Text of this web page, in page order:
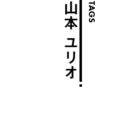
TAGS
山本 ユリオ